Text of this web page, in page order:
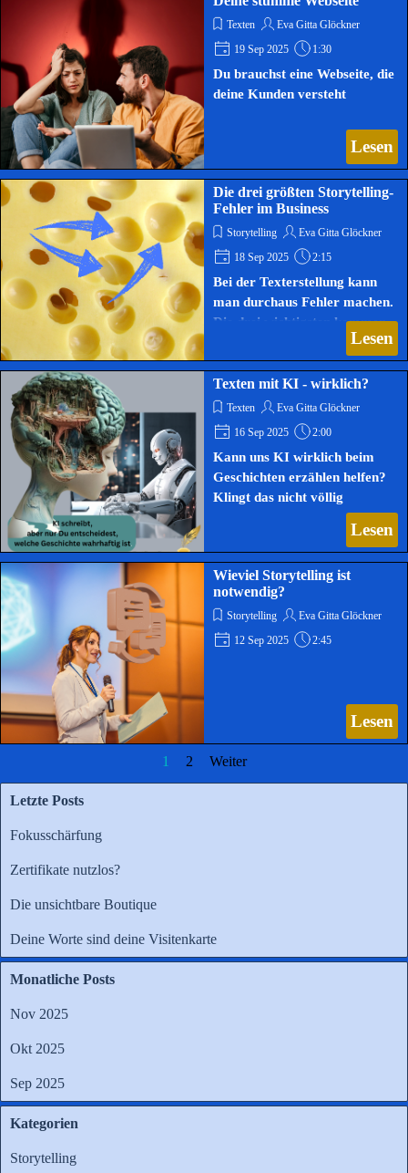
Texten
Eva Gitta Glöckner
19 Sep 2025
1:30
Du brauchst eine Webseite, die
deine Kunden versteht
Lesen
Die drei größten Storytelling-
Fehler im Business
Storytelling
Eva Gitta Glöckner
18 Sep 2025
2:15
Bei der Texterstellung kann
man durchaus Fehler machen.
Die drei wichtigsten kommen
Lesen
Texten mit KI - wirklich?
Texten
Eva Gitta Glöckner
16 Sep 2025
2:00
Kann uns KI wirklich beim
Geschichten erzählen helfen?
Klingt das nicht völlig
Lesen
Wieviel Storytelling ist
notwendig?
Storytelling
Eva Gitta Glöckner
12 Sep 2025
2:45
Lesen
1 2 Weiter
Letzte Posts
Fokusschärfung
Zertifikate nutzlos?
Die unsichtbare Boutique
Deine Worte sind deine Visitenkarte
Monatliche Posts
Nov 2025
Okt 2025
Sep 2025
Kategorien
Storytelling